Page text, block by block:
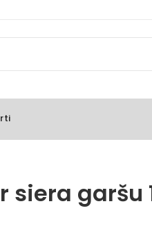
siera garšu